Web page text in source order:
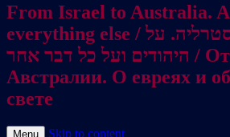
From Israel to Australia.
everything else / מישראל לאוסטרליה. על
היהודים ועל כל דבר אחר / От Израиля до
Австралии. О евреях и
свете
Menu Skip to content